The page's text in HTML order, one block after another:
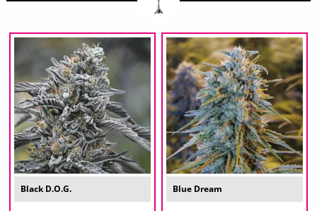
Black D.O.G. Blue Dream